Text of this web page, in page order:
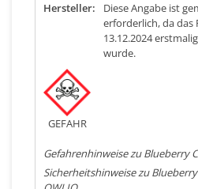
Hersteller:
Diese Angabe ist
erforderlich, da
13.12.2024
wurde.
GEFAHR
Gefahrenhinweise zu Blueberry
Sicherheitshinweise zu